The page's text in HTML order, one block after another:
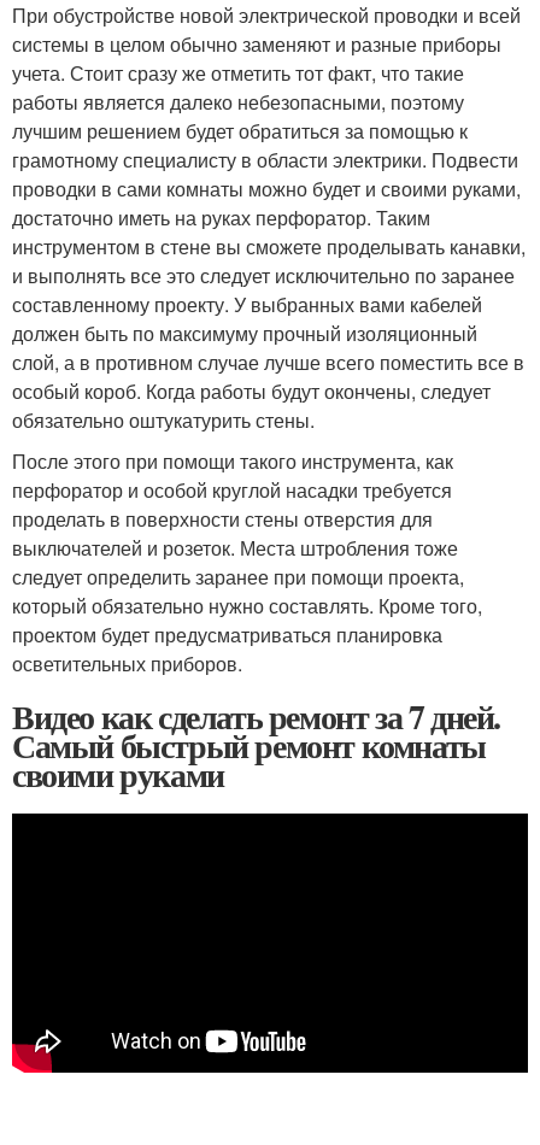
При обустройстве новой электрической проводки и всей
системы в целом обычно заменяют и разные приборы
учета. Стоит сразу же отметить тот факт, что такие
работы является далеко небезопасными, поэтому
лучшим решением будет обратиться за помощью к
грамотному специалисту в области электрики. Подвести
проводки в сами комнаты можно будет и своими руками,
достаточно иметь на руках перфоратор. Таким
инструментом в стене вы сможете проделывать канавки,
и выполнять все это следует исключительно по заранее
составленному проекту. У выбранных вами кабелей
должен быть по максимуму прочный изоляционный
слой, а в противном случае лучше всего поместить все в
особый короб. Когда работы будут окончены, следует
обязательно оштукатурить стены.
После этого при помощи такого инструмента, как
перфоратор и особой круглой насадки требуется
проделать в поверхности стены отверстия для
выключателей и розеток. Места штробления тоже
следует определить заранее при помощи проекта,
который обязательно нужно составлять. Кроме того,
проектом будет предусматриваться планировка
осветительных приборов.
Видео как сделать ремонт за 7 дней.
Самый быстрый ремонт комнаты
своими руками